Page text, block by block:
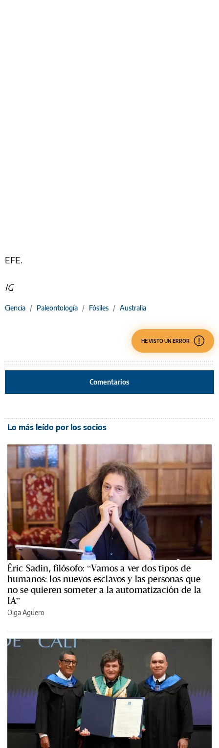
EFE.
IG
Ciencia / Paleontología / Fósiles / Australia
HE VISTO UN ERROR
Comentarios
Lo más leído por los socios
Èric Sadin, filósofo: “Vamos a ver dos tipos de
humanos: los nuevos esclavos y las personas que
no se quieren someter a la automatización de la
IA”
Olga Agüero